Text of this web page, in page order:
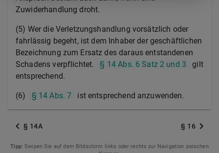
Zuwiderhandlung droht.
(5) Wer die Verletzungshandlung vorsätzlich oder
fahrlässig begeht, ist dem Inhaber der geschäftlichen
Bezeichnung zum Ersatz des daraus entstandenen
Schadens verpflichtet.
§ 14 Abs. 6 Satz 2 und 3
gilt
entsprechend.
(6) § 14 Abs. 7 ist entsprechend anzuwenden.
§ 14A § 16
Tipp: Swipen Sie auf dem Bildschirm links oder rechts zur Navigation zwischen